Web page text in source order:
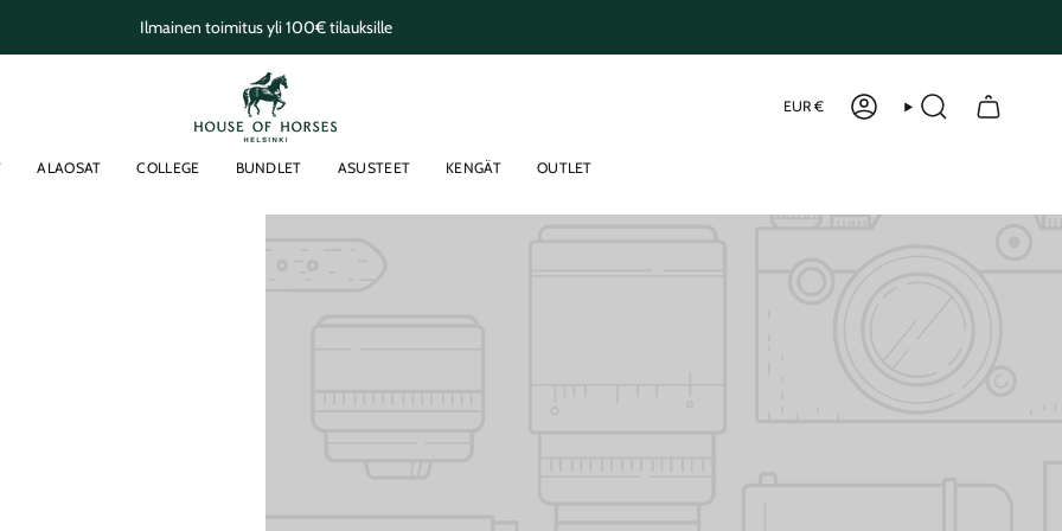
Ilmainen toimitus yli 100€ tilauksille
EUR € ACCOUNTSEARCH
ALAOSAT COLLEGE BUNDLET ASUSTEET KENGÄT OUTLET